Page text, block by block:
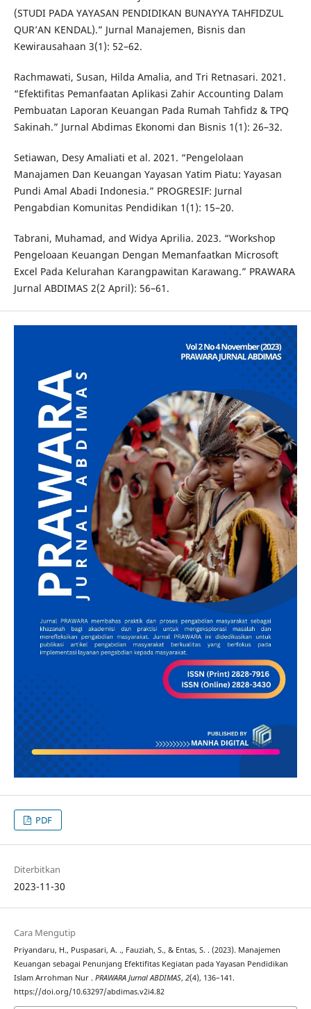
(STUDI PADA YAYASAN PENDIDIKAN BUNAYYA TAHFIDZUL
QUR’AN KENDAL).” Jurnal Manajemen, Bisnis dan
Kewirausahaan 3(1): 52–62.
Rachmawati, Susan, Hilda Amalia, and Tri Retnasari. 2021.
“Efektifitas Pemanfaatan Aplikasi Zahir Accounting Dalam
Pembuatan Laporan Keuangan Pada Rumah Tahfidz & TPQ
Sakinah.” Jurnal Abdimas Ekonomi dan Bisnis 1(1): 26–32.
Setiawan, Desy Amaliati et al. 2021. “Pengelolaan
Manajamen Dan Keuangan Yayasan Yatim Piatu: Yayasan
Pundi Amal Abadi Indonesia.” PROGRESIF: Jurnal
Pengabdian Komunitas Pendidikan 1(1): 15–20.
Tabrani, Muhamad, and Widya Aprilia. 2023. “Workshop
Pengeloaan Keuangan Dengan Memanfaatkan Microsoft
Excel Pada Kelurahan Karangpawitan Karawang.” PRAWARA
Jurnal ABDIMAS 2(2 April): 56–61.
PDF
Diterbitkan
2023-11-30
Cara Mengutip
Priyandaru, H., Puspasari, A. ., Fauziah, S., & Entas, S. . (2023). Manajemen
Keuangan sebagai Penunjang Efektifitas Kegiatan pada Yayasan Pendidikan
Islam Arrohman Nur . PRAWARA Jurnal ABDIMAS, 2(4), 136–141.
https://doi.org/10.63297/abdimas.v2i4.82